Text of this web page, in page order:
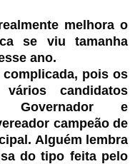
melhora o
se viu tamanha
ano.
pois os
candidatos
Governador e
campeão de
Alguém lembra
do tipo feita pelo